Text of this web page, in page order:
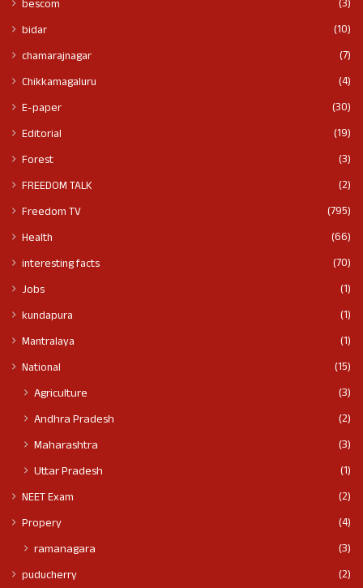
bescom
(3)
bidar
(10)
chamarajnagar
(7)
Chikkamagaluru
(4)
E-paper
(30)
Editorial
(19)
Forest
(3)
FREEDOM TALK
(2)
Freedom TV
(795)
Health
(66)
interesting facts
(70)
Jobs
(1)
kundapura
(1)
Mantralaya
(1)
National
(15)
Agriculture
(3)
Andhra Pradesh
(2)
Maharashtra
(3)
Uttar Pradesh
(1)
NEET Exam
(2)
Propery
(4)
ramanagara (3)
puducherry
(2)